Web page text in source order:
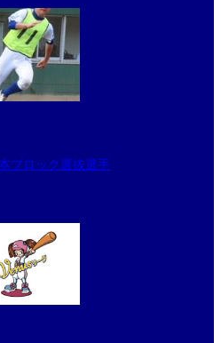
ブロック選抜選手